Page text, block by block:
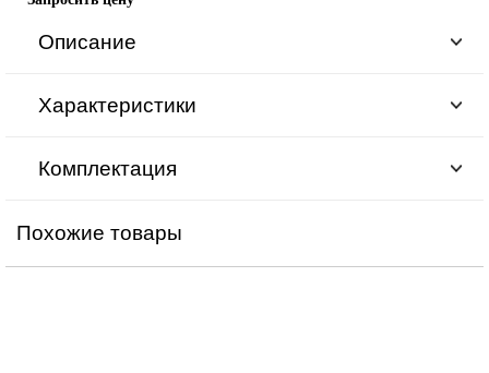
Описание
Характеристики
Комплектация
Похожие товары